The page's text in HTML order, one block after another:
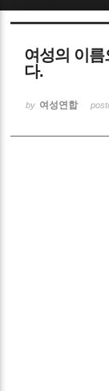
여성의 이
다.
by 여성연합